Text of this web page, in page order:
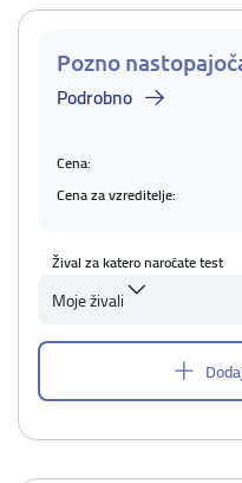
Pozno
Podrobno
Cena:
Cena za vzreditelje:
Žival za katero naročate test
Moje živali